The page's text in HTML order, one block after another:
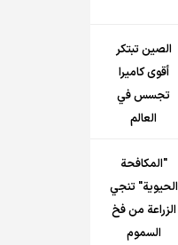
الصين تبتكر
أقوى كاميرا
تجسس في
العالم
"المكافحة
الحيوية" تنجي
الزراعة من فخ
السموم